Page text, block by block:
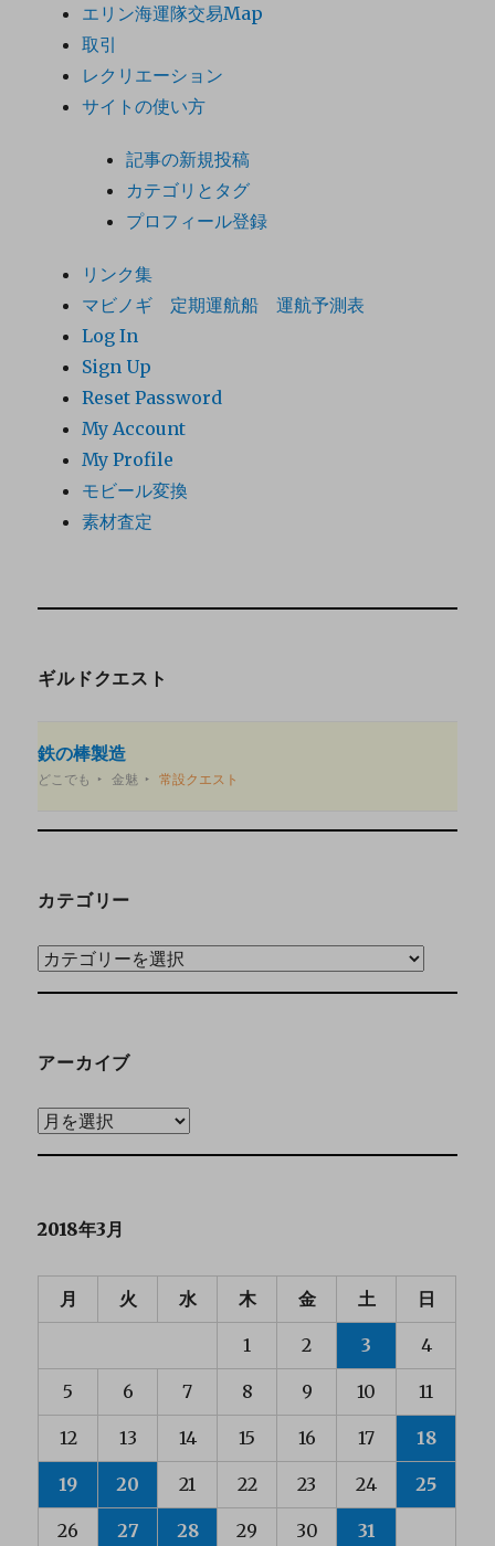
エリン海運隊交易Map
取引
レクリエーション
サイトの使い方
記事の新規投稿
カテゴリとタグ
プロフィール登録
リンク集
マビノギ 定期運航船 運航予測表
Log In
Sign Up
Reset Password
My Account
My Profile
モビール変換
素材査定
ギルドクエスト
鉄の棒製造
どこでも 金魅 常設クエスト
カテゴリー
アーカイブ
2018年3月
月 火 水 木 金 土 日
1 2 3 4
5 6 7 8 9 10 11
12 13 14 15 16 17 18
19 20 21 22 23 24 25
26 27 28 29 30 31